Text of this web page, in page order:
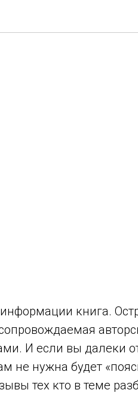
книга.
И если вы далеки
не нужна будет
тех кто в теме